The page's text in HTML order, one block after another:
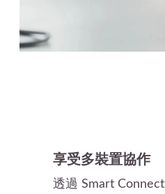
享受多裝置協作
透過 Smart Connect